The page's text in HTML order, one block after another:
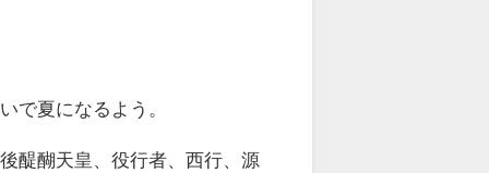
で夏になるよう。
醍醐天皇、役行者、西行、源